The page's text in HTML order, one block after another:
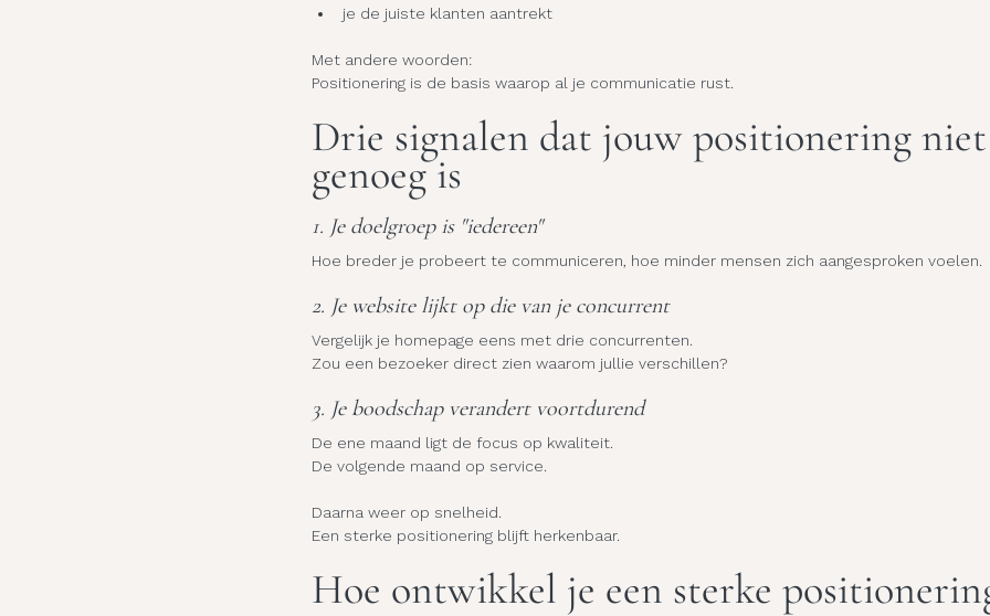
je de juiste klanten aantrekt
Met andere woorden:
Positionering is de basis waarop al je communicatie rust.
Drie signalen dat jouw positionering
genoeg is
1. Je doelgroep is "iedereen"
Hoe breder je probeert te communiceren, hoe minder mensen zich aangesproken voelen.
2. Je website lijkt op die van je concurrent
Vergelijk je homepage eens met drie concurrenten.
Zou een bezoeker direct zien waarom jullie verschillen?
3. Je boodschap verandert voortdurend
De ene maand ligt de focus op kwaliteit.
De volgende maand op service.
Daarna weer op snelheid.
Een sterke positionering blijft herkenbaar.
Hoe ontwikkel je een sterke